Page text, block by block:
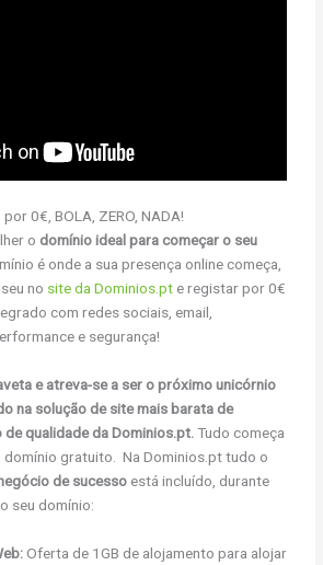
0€, BOLA, ZERO, NADA!
o domínio ideal para começar o seu
é onde a sua presença online começa,
no site da Dominios.pt e registar por 0€
com redes sociais, email,
e segurança!
e atreva-se a ser o próximo unicórnio
na solução de site mais barata de
de qualidade da Dominios.pt.Tudo começa
domínio gratuito. Na Dominios.pt tudo o
de sucesso está incluído, durante
seu domínio:
Oferta de 1GB de alojamento para alojar